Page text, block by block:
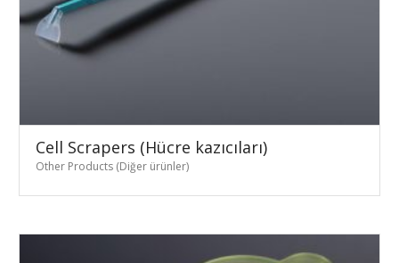
Cell Scrapers (Hücre kazıcıları)
Other Products (Diğer ürünler)